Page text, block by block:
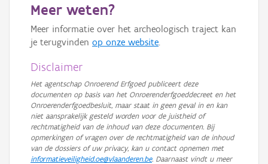
Meer weten?
Meer informatie over het archeologisch traject kan
je terugvinden op onze website.
Disclaimer
Het agentschap Onroerend Erfgoed publiceert deze
documenten op basis van het Onroerenderfgoeddecreet en het
Onroerenderfgoedbesluit, maar staat in geen geval in en kan
niet aansprakelijk gesteld worden voor de juistheid of
rechtmatigheid van de inhoud van deze documenten. Bij
opmerkingen of vragen over de rechtmatigheid van de inhoud
van de dossiers of uw privacy, kan u contact opnemen met
informatieveiligheid.oe@vlaanderen.be. Daarnaast vindt u meer